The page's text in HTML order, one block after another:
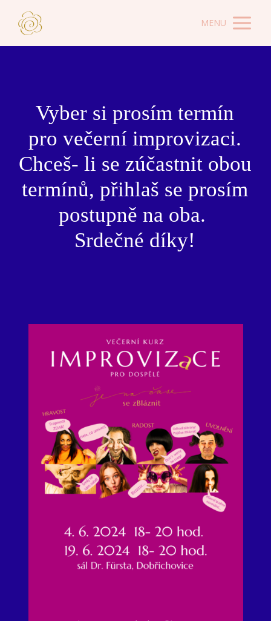
MENU
Vyber si prosím termín
pro večerní improvizaci.
Chceš- li se zúčastnit obou
termínů, přihlaš se prosím
postupně na oba.
Srdečné díky!